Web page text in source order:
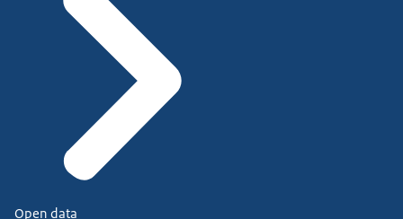
Open data